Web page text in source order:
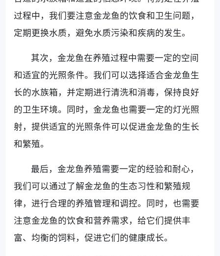
过程中，我们要注意金龙鱼的饮食和卫生问题，
定期更换水质，避免水质污染和疾病的发生。
其次，金龙鱼在养殖过程中需要一定的空间
和适宜的光照条件。我们可以选择适合金龙鱼生
长的水族箱，并定期进行清洗和消毒，保持良好
的卫生环境。同时，金龙鱼也需要一定的灯光照
射，提供适宜的光照条件可以促进金龙鱼的生长
和繁殖。
最后，金龙鱼养殖需要一定的经验和耐心，
我们可以通过了解金龙鱼的生态习性和繁殖规
律，进行合理的养殖管理和调控。同时，也需要
注意金龙鱼的饮食和营养需求，给它们提供丰
富、均衡的饲料，促进它们的健康成长。